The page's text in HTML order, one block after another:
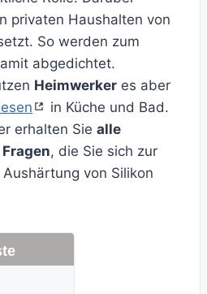
privaten Haushalten von
So werden zum
abgedichtet.
Heimwerker es aber
in Küche und Bad.
erhalten Sie alle
, die Sie sich zur
von Silikon